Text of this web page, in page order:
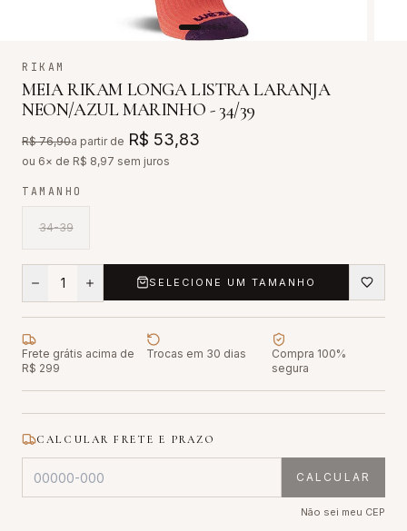
RIKAM
MEIA RIKAM LONGA LISTRA LARANJA
NEON/AZUL MARINHO - 34/39
R$ 76,90a partir de R$ 53,83
ou 6× de R$ 8,97 sem juros
TAMANHO
34-39
1 SELECIONE UM TAMANHO
Frete grátis acima de
R$ 299
Trocas em 30 dias
Compra 100%
segura
CALCULAR FRETE E PRAZO
CALCULAR
Não sei meu CEP